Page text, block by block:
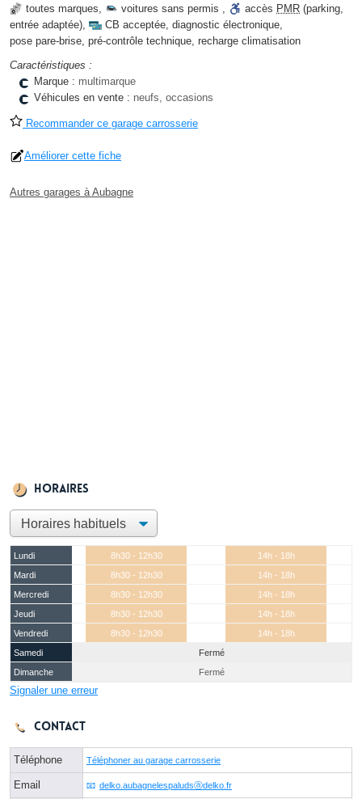
toutes marques, voitures sans permis , accès PMR (parking,
entrée adaptée), CB acceptée, diagnostic électronique,
pose pare-brise, pré-contrôle technique, recharge climatisation
Caractéristiques :
Marque : multimarque
Véhicules en vente : neufs, occasions
Recommander ce garage carrosserie
Améliorer cette fiche
Autres garages à Aubagne
Horaires
Lundi 8h30 - 12h30
14h - 18h
Mardi
8h30 - 12h30
14h - 18h
Mercredi
8h30 - 12h30
14h - 18h
Jeudi
8h30 - 12h30
14h - 18h
Vendredi
8h30 - 12h30
14h - 18h
Samedi
Fermé
Dimanche
Fermé
Signaler une erreur
Contact
Téléphone Téléphoner au garage carrosserie
Email delko.aubagnelespaludsⓐdelko.fr